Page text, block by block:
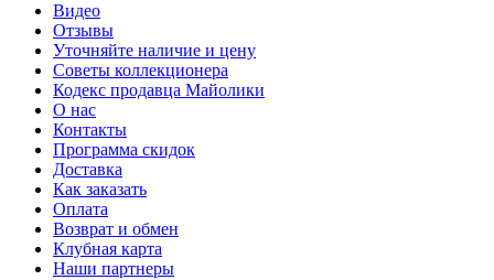
Видео
Отзывы
Уточняйте наличие и цену
Советы коллекционера
Кодекс продавца Майолики
О нас
Контакты
Программа скидок
Доставка
Как заказать
Оплата
Возврат и обмен
Клубная карта
Наши партнеры